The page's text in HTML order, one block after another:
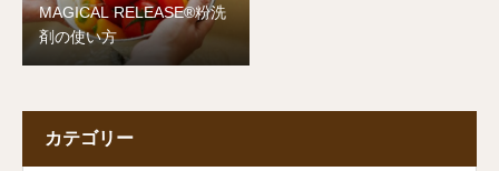
MAGICAL RELEASE®︎粉洗
剤の使い方
カテゴリー